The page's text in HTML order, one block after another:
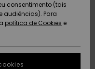
consentimento (tais
audiências). Para
política de Cookies e